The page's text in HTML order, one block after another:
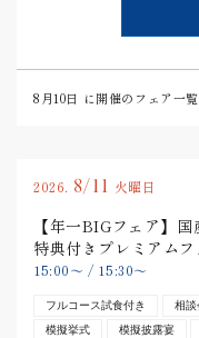
8月10日 に開催のフェア一
2026. 8/11 火曜日
【年一BIGフェア】
特典付きプレミアムフ
15:00〜/ 15:30〜
フルコース試食付き 相談
模擬挙式
模擬披露宴